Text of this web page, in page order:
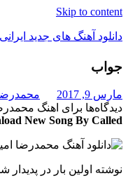
Skip to content
دانلود آهنگ های جدید ایرانی
دانلود
آلبوم
موزیک
جواب
مارس 9, 2017
دیدگاه‌ها برای اهنگ
New Song By Called
نوشته اولین بار در پدیدار